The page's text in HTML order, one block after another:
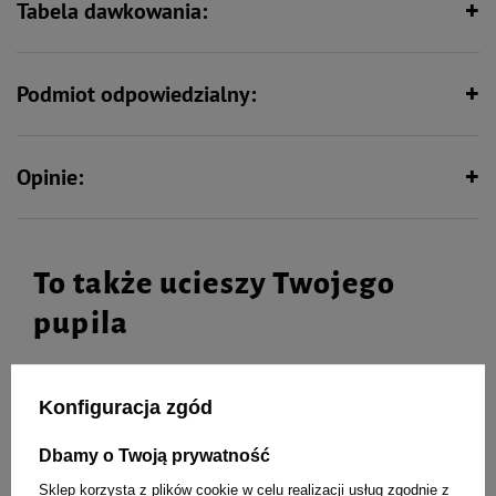
Tabela dawkowania:
Podmiot odpowiedzialny:
Opinie:
To także ucieszy Twojego
pupila
sterylizowanego jagnięcina z
nasionami chia i miętą zestaw 10
x 85 g
sterylizowanego dziczyzna z
jagodami zestaw 10 x 85 g
Konfiguracja zgód
Dbamy o Twoją prywatność
Sklep korzysta z plików cookie w celu realizacji usług zgodnie z